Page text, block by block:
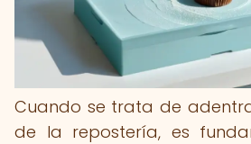
Cuando se trata de
de la repostería, es